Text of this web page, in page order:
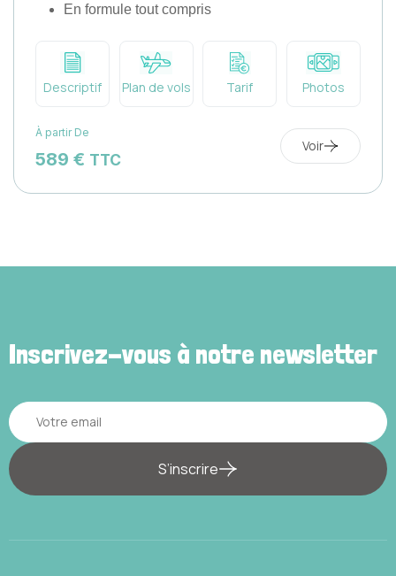
En formule tout compris
Descriptif Plan de vols Tarif Photos
À partir De
589 € TTC
Voir
Inscrivez-vous à notre newsletter
S’inscrire